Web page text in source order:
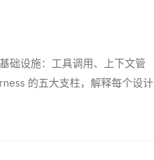
础设施：工具调用、上下文管
的五大支柱，解释每个设计